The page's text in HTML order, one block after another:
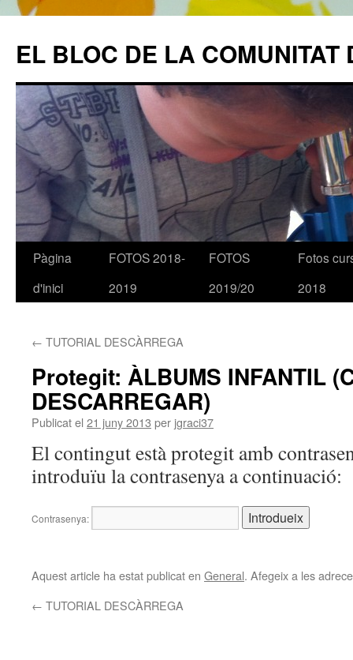
EL BLOC DE LA COMUNITAT
Vés
Pàgina
d'inici
FOTOS 2018-
2019
FOTOS
2019/20
Fotos
2018
← TUTORIAL DESCÀRREGA
Protegit: ÀLBUMS INFANTIL
DESCARREGAR)
Publicat el 21 juny 2013 per jgraci37
El contingut està protegit amb
introduïu la contrasenya a continuació:
Contrasenya:
Aquest article ha estat publicat en General. Afegeix a les
← TUTORIAL DESCÀRREGA